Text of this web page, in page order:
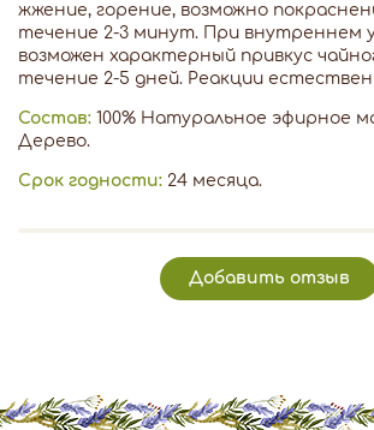
жжение, горение, возможно
течение 2-3 минут. При внутреннем
возможен характерный привкус
течение 2-5 дней. Реакции
Состав: 100% Натуральное эфирное
Дерево.
Срок годности: 24 месяца.
Добавить отзыв